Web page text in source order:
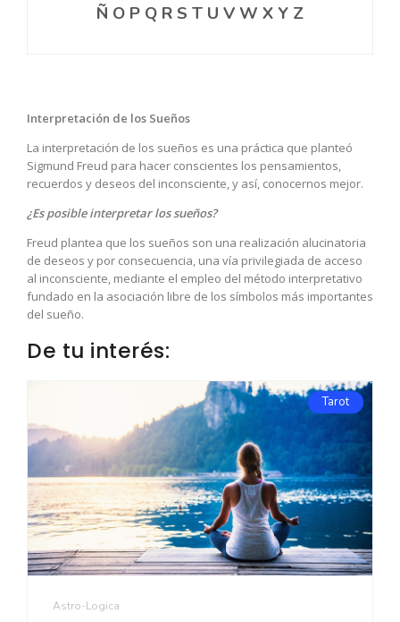
Ñ O P Q R S T U V W X Y Z
Interpretación de los Sueños
La interpretación de los sueños es una práctica que planteó
Sigmund Freud para hacer conscientes los pensamientos,
recuerdos y deseos del inconsciente, y así, conocernos mejor.
¿Es posible interpretar los sueños?
Freud plantea que los sueños son una realización alucinatoria
de deseos y por consecuencia, una vía privilegiada de acceso
al inconsciente, mediante el empleo del método interpretativo
fundado en la asociación libre de los símbolos más importantes
del sueño.
De tu interés:
Tarot
Astro-Logica